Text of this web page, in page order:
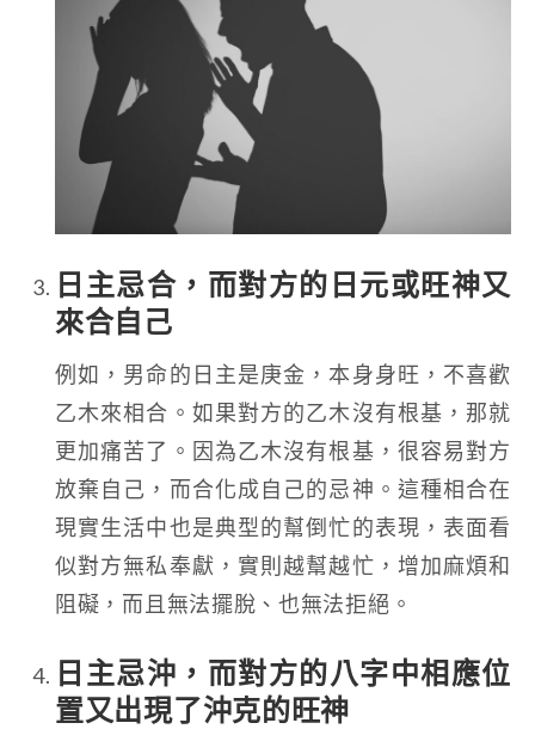
日主忌合，而對方的日元或旺神又
來合自己
例如，男命的日主是庚金，本身身旺，不喜歡
乙木來相合。如果對方的乙木沒有根基，那就
更加痛苦了。因為乙木沒有根基，很容易對方
放棄自己，而合化成自己的忌神。這種相合在
現實生活中也是典型的幫倒忙的表現，表面看
似對方無私奉獻，實則越幫越忙，增加麻煩和
阻礙，而且無法擺脫、也無法拒絕。
日主忌沖，而對方的八字中相應位
置又出現了沖克的旺神